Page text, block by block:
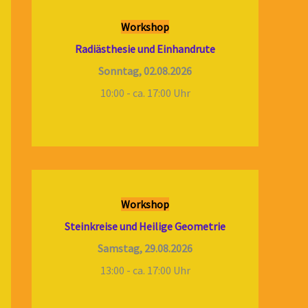
Workshop
Radiästhesie und Einhandrute
Sonntag, 02.08.2026
10:00 - ca. 17:00 Uhr
Workshop
Steinkreise und Heilige Geometrie
Samstag, 29.08.2026
13:00 - ca. 17:00 Uhr